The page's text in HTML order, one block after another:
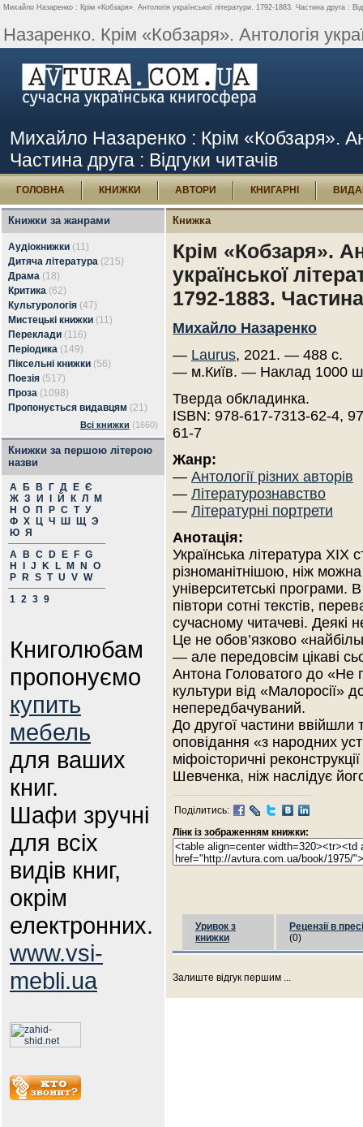
Михайло Назаренко : Крім «Кобзаря». Антологія української літератури. 1792-1883. Частина друга :
Назаренко. Крім «Кобзаря». Антологія
Михайло Назаренко : Крім «Кобзаря».
Частина друга : Відгуки читачів
ГОЛОВНА КНИЖКИ АВТОРИ КНИГАРНІ
Книжки за жанрами
Аудіокнижки (11)
Дитяча література (215)
Драма (18)
Критика (62)
Культурологія (47)
Мистецькі книжки (11)
Переклади (116)
Періодика (149)
Піксельні книжки (56)
Поезія (517)
Проза (1098)
Пропонується видавцям (21)
Всі книжки (1660)
Книжки за першою літерою
назви
А Б В Г Д Е Є
Ж З И Й К Л
М
Н
О П Р С Т У
Ф Х Ц Ч Ш Щ Э
Ю Я
A
B C D E F G
H
J K L M N
O
P
R S T U V W
1 2 3 9
Книголюбам
пропонуємо
купить
мебель
для ваших
книг.
Шафи зручні
для всіх
видів книг,
окрім
електронних.
www.vsi-
mebli.ua
Книжка
Крім «Кобзаря».
української
1792-1883.
Михайло Назаренко
— Laurus, 2021. — 488 с.
— м.Київ. — Наклад 1000
Тверда обкладинка.
ISBN: 978-617-7313-62-4,
61-7
Жанр:
— Антології різних авторів
— Літературознавство
— Літературні портрети
Анотація:
Українська література XIX
різноманітнішою, ніж
університетські програми.
півтори сотні текстів,
сучасному читачеві. Деякі
Це не обов’язково
— але передовсім цікаві
Антона Головатого до «Не
культури від «Малоросії»
непередбачуваний.
До другої частини ввійшли
оповідання «з народних
міфоісторичні
Шевченка, ніж наслідує
Поділитись:
Лінк із зображенням книжки:
Уривок з
книжки
Рецензії в пресі
(0)
Залиште відгук першим ...